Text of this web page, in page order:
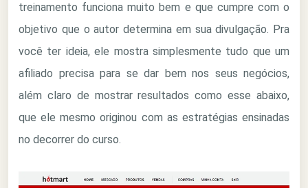
treinamento funciona muito bem e que cumpre com o
objetivo que o autor determina em sua divulgação. Pra
você ter ideia, ele mostra simplesmente tudo que um
afiliado precisa para se dar bem nos seus negócios,
além claro de mostrar resultados como esse abaixo,
que ele mesmo originou com as estratégias ensinadas
no decorrer do curso.